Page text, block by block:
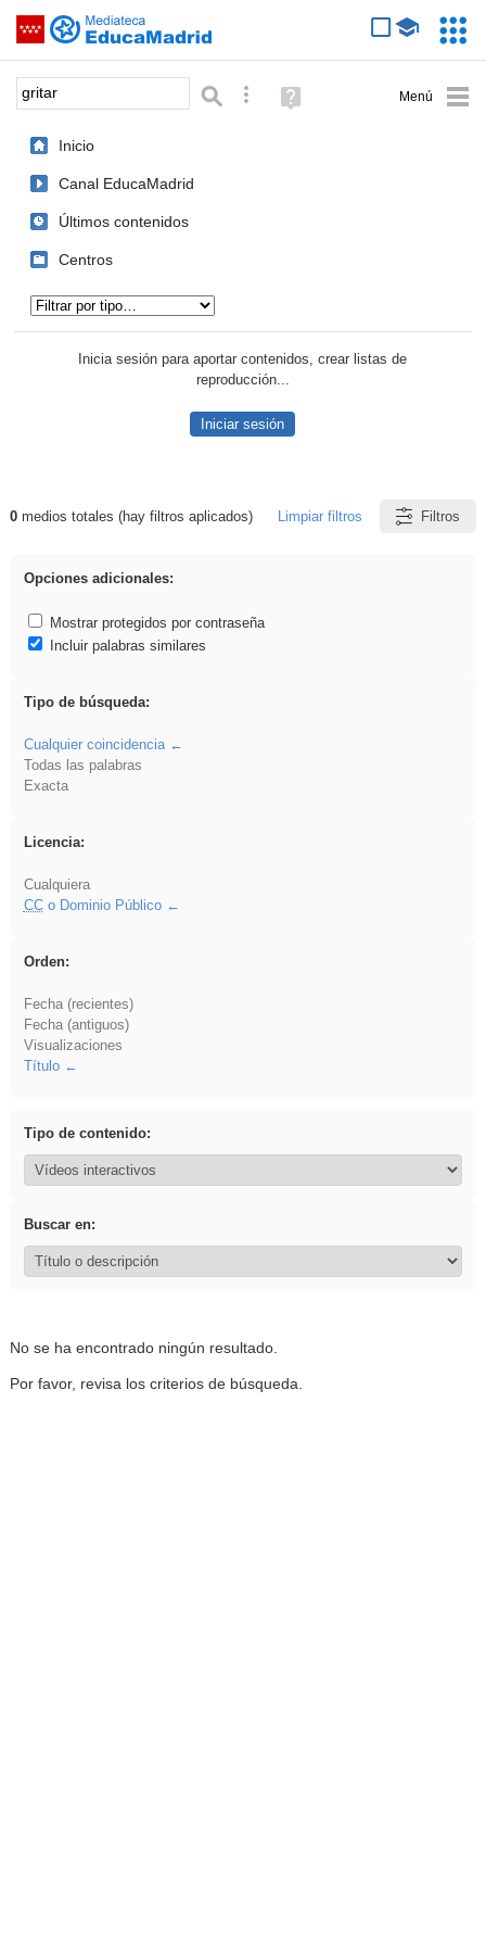
Saltar navegación
Palabra o frase: Búsqueda avanzada
Ayuda
(en
Inicio
Canal EducaMadrid
Últimos contenidos
Centros
Inicia sesión para aportar contenidos, crear listas de
reproducción...
Iniciar sesión
Resultados de: gritar
0medios totales (hay filtros aplicados) Limpiar filtros Filtros
Opciones adicionales:
Mostrar protegidos por contraseña
Incluir palabras similares
Tipo de búsqueda:
Cualquier coincidencia
Todas las palabras
Exacta
Licencia:
Cualquiera
CCo Dominio Público
Orden:
Fecha (recientes)
Fecha (antiguos)
Visualizaciones
Título
Tipo de contenido:
Buscar en:
No se ha encontrado ningún resultado.
Por favor, revisa los criterios de búsqueda.